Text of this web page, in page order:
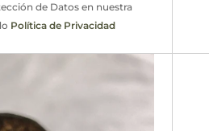
de Datos en nuestra
Política de Privacidad